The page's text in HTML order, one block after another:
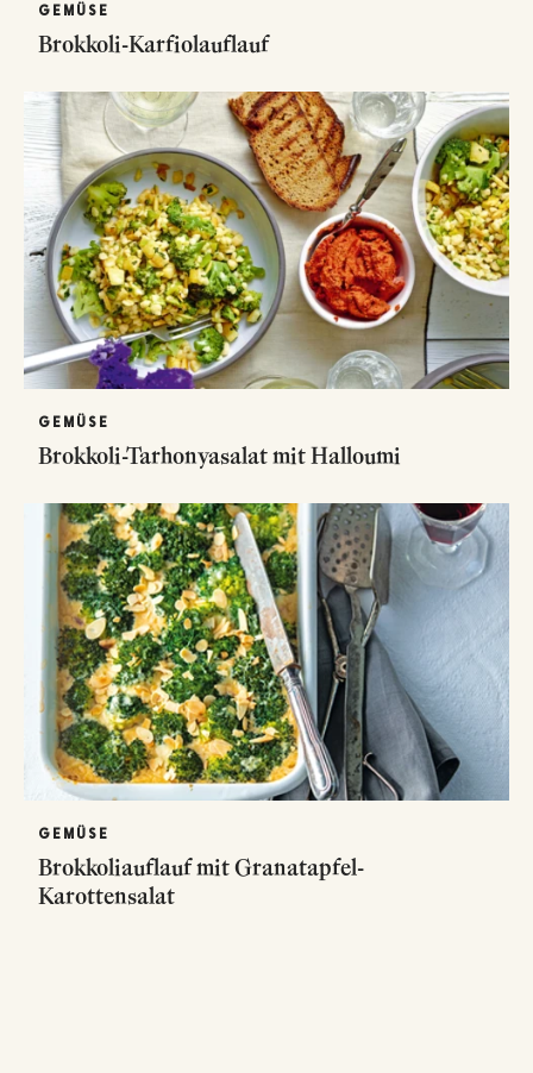
GEMÜSE
Brokkoli-Karfiolauflauf
GEMÜSE
Brokkoli-Tarhonyasalat mit Halloumi
GEMÜSE
Brokkoliauflauf mit Granatapfel-
Karottensalat